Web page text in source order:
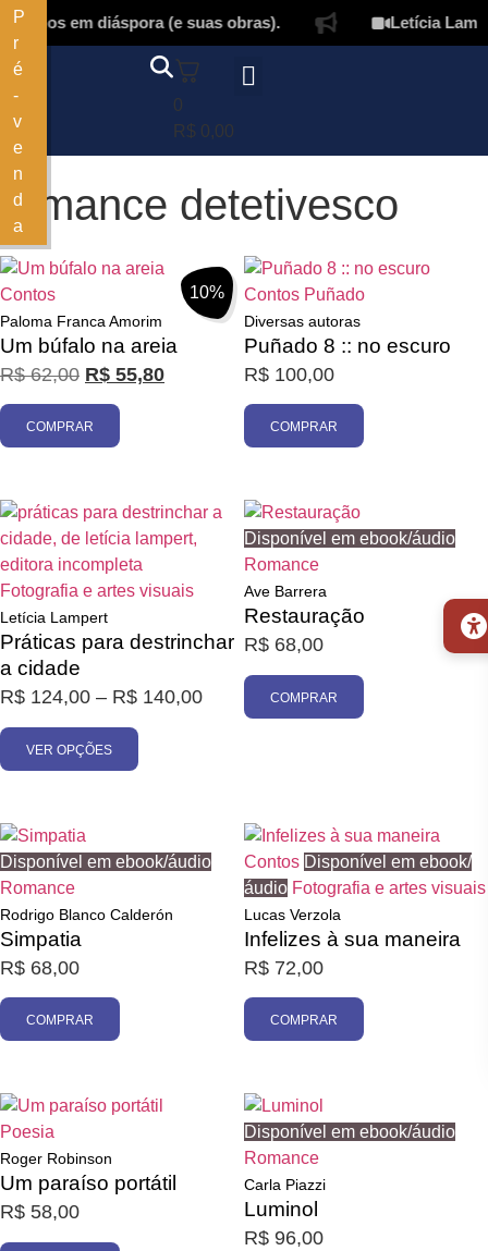
em diáspora (e suas obras). Letícia
0
R$ 0,00
romance detetivesco
Promoção
10%
P
r
é
-
v
e
n
d
a
Contos
Paloma Franca Amorim
Um búfalo na areia
R$62,00 R$ 55,80
COMPRAR
Contos Puñado
Diversas autoras
Puñado 8 :: no escuro
R$ 100,00
COMPRAR
Fotografia e artes visuais
Letícia Lampert
Práticas para destrinchar
a cidade
R$ 124,00 – R$ 140,00
VER OPÇÕES
Disponível em ebook/áudio
Romance
Ave Barrera
Restauração
R$ 68,00
COMPRAR
Disponível em ebook/áudio
Romance
Rodrigo Blanco Calderón
Simpatia
R$ 68,00
COMPRAR
Contos Disponível em ebook/
áudio Fotografia e artes visuais
Lucas Verzola
Infelizes à sua maneira
R$ 72,00
COMPRAR
Poesia
Roger Robinson
Um paraíso portátil
R$ 58,00
Disponível em ebook/áudio
Romance
Carla Piazzi
Luminol
R$ 96,00